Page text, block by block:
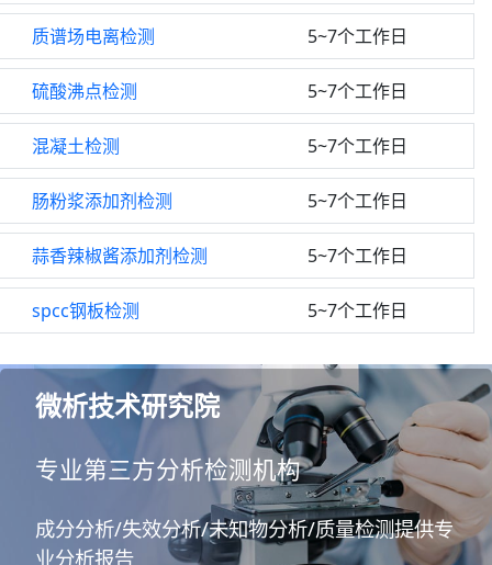
质谱场电离检测 5~7个工作日
硫酸沸点检测 5~7个工作日
混凝土检测 5~7个工作日
肠粉浆添加剂检测 5~7个工作日
蒜香辣椒酱添加剂检测 5~7个工作日
spcc钢板检测 5~7个工作日
微析技术研究院
专业第三方分析检测机构
成分分析/失效分析/未知物分析/质量检测提供专
业分析报告